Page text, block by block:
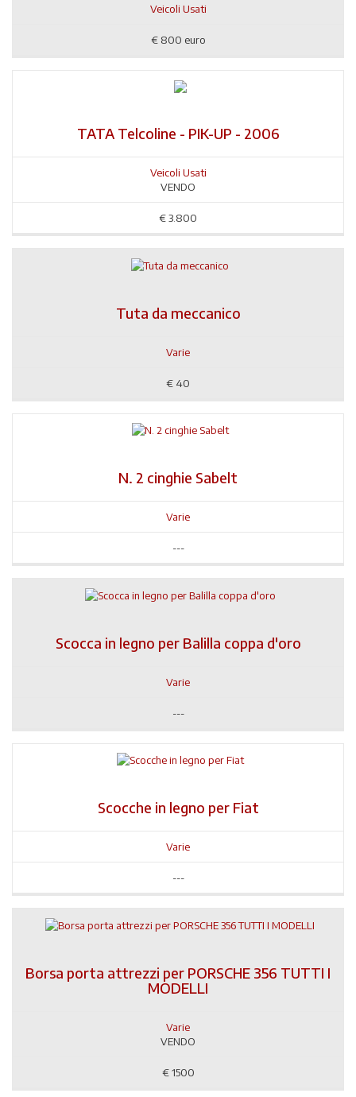
Veicoli Usati
€ 800 euro
TATA Telcoline - PIK-UP - 2006
Veicoli Usati
VENDO
€3.800
Tuta da meccanico
Varie
€ 40
N. 2 cinghie Sabelt
Varie
---
Scocca in legno per Balilla coppa d'oro
Varie
---
Scocche in legno per Fiat
Varie
---
Borsa porta attrezzi per PORSCHE 356 TUTTI I
MODELLI
Varie
VENDO
€ 1500